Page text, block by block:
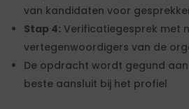
van kandidaten voor
Stap 4: Verificatiegesprek met
vertegenwoordigers van de
De opdracht wordt gegund
beste aansluit bij het profiel